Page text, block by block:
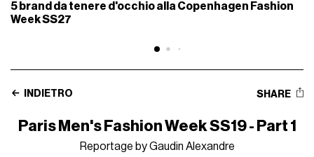
5 brand da tenere d'occhio alla Copenhagen Fashion
Week SS27
INDIETRO SHARE
Paris Men's Fashion Week SS19 - Part 1
Reportage by Gaudin Alexandre